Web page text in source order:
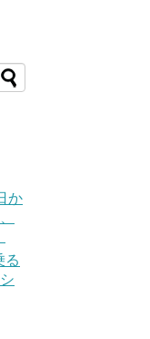
か
る